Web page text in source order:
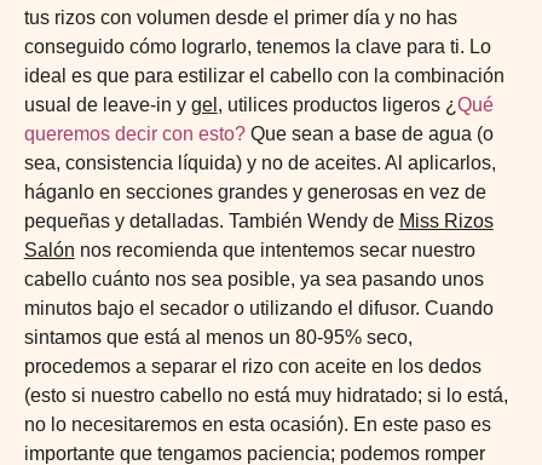
tus rizos con volumen desde el primer día y no has
conseguido cómo lograrlo, tenemos la clave para ti. Lo
ideal es que para estilizar el cabello con la combinación
usual de leave-in y gel, utilices productos ligeros ¿ Qué
queremos decir con esto? Que sean a base de agua (o
sea, consistencia líquida) y no de aceites. Al aplicarlos,
háganlo en secciones grandes y generosas en vez de
pequeñas y detalladas. También Wendy de Miss Rizos
Salón nos recomienda que intentemos secar nuestro
cabello cuánto nos sea posible, ya sea pasando unos
minutos bajo el secador o utilizando el difusor. Cuando
sintamos que está al menos un 80-95% seco,
procedemos a separar el rizo con aceite en los dedos
(esto si nuestro cabello no está muy hidratado; si lo está,
no lo necesitaremos en esta ocasión). En este paso es
importante que tengamos paciencia; podemos romper